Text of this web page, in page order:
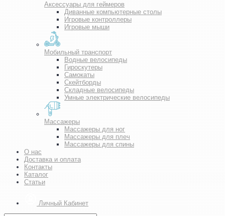
Аксессуары для геймеров
Диванные компьютерные столы
Игровые контроллеры
Игровые мыши
Мобильный транспорт
Водные велосипеды
Гироскутеры
Самокаты
Скейтборды
Складные велосипеды
Умные электрические велосипеды
Массажеры
Массажеры для ног
Массажеры для плеч
Массажеры для спины
О нас
Доставка и оплата
Контакты
Каталог
Статьи
Личный Кабинет